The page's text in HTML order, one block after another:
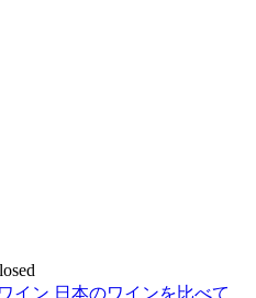
イン 日本のワインを比べて